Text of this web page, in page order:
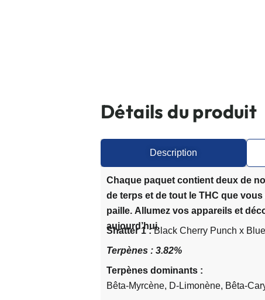
Détails du produit
Description
Chaque paquet contient deux de
de terps et de tout le THC que
paille. Allumez vos appareils et
aujourd’hui.
Shatter 1 :Black Cherry Punch x
Terpènes : 3.82%
Terpènes dominants :
Bêta-Myrcène, D-Limonène, Bêta-